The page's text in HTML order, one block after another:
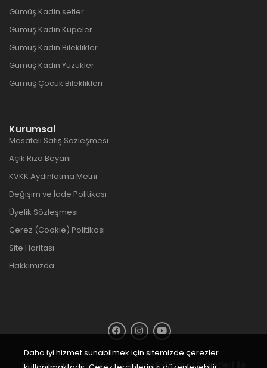
Gümüş Kadin setler
Gümüş Kadın Küpeler
Gümüş Kadın Bileklikler
Gümüş Kadın Yüzükler
Gümüş Çocuk Bileklikleri
Kurumsal
Mesafeli Satış Sözleşmesi
Açık Rıza Beyanı
KVKK Aydınlatma Metni
Değişim ve İade Politikası
Üyelik Sözleşmesi
Çerez (Cookie) Politikası
Site Haritası
Hakkımızda
Bu e-ticaret sitesiKolay Sipariş E-Ticaret Paketleri
Daha iyi hizmet sunabilmek için sitemizde çerezler